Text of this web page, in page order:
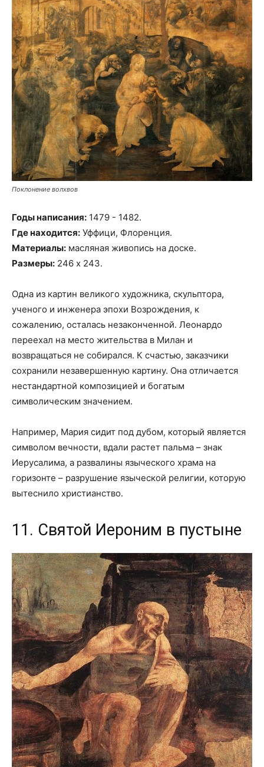
Поклонение волхвов
Годы написания: 1479 - 1482.
Где находится: Уффици, Флоренция.
Материалы: масляная живопись на доске.
Размеры: 246 х 243.
Одна из картин великого художника, скульптора,
ученого и инженера эпохи Возрождения, к
сожалению, осталась незаконченной. Леонардо
переехал на место жительства в Милан и
возвращаться не собирался. К счастью, заказчики
сохранили незавершенную картину. Она отличается
нестандартной композицией и богатым
символическим значением.
Например, Мария сидит под дубом, который является
символом вечности, вдали растет пальма – знак
Иерусалима, а развалины языческого храма на
горизонте – разрушение языческой религии, которую
вытеснило христианство.
11. Святой Иероним в пустыне